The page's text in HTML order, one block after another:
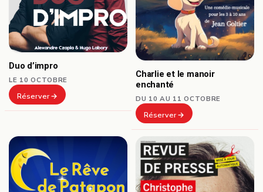
Duo d’impro
LE 10 OCTOBRE
Réserver
Charlie et le manoir
enchanté
DU 10 AU 11 OCTOBRE
Réserver